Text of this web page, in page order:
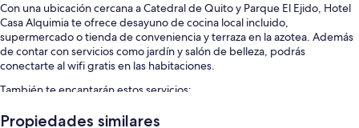
Con una ubicación cercana a Catedral de Quito y Parque El Ejido, Hotel
Casa Alquimia te ofrece desayuno de cocina local incluido,
supermercado o tienda de conveniencia y terraza en la azotea. Además
de contar con servicios como jardín y salón de belleza, podrás
conectarte al wifi gratis en las habitaciones.
También te encantarán estos servicios:
Dispensador de agua, no se permite fumar en la propiedad y
Propiedades similares